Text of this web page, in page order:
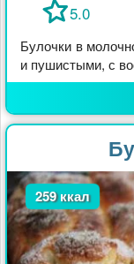
5.0
Булочки в
и пушистыми, с
259 ккал